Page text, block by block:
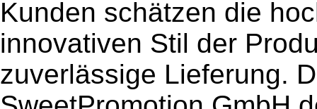
Kunden schätzen die
innovativen Stil der
zuverlässige Lieferung.